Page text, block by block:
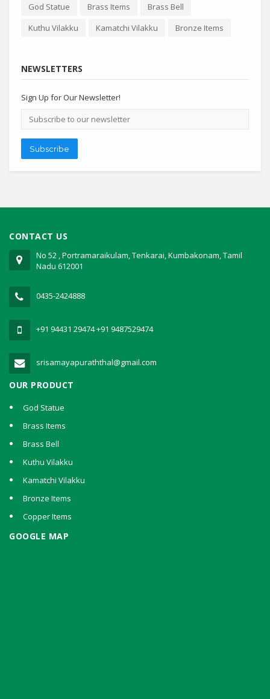
God Statue Brass Items
Brass Bell
Kuthu Vilakku
Kamatchi Vilakku Bronze Items
NEWSLETTERS
Sign Up for Our Newsletter!
Email
address
Subscribe
CONTACT US
No 52 , Portramaraikulam, Tenkarai, Kumbakonam, Tamil
Nadu 612001
0435-2424888
+91 94431 29474+91 9487529474
srisamayapuraththal@gmail.com
OUR PRODUCT
God Statue
Brass Items
Brass Bell
Kuthu Vilakku
Kamatchi Vilakku
Bronze Items
Copper Items
GOOGLE MAP